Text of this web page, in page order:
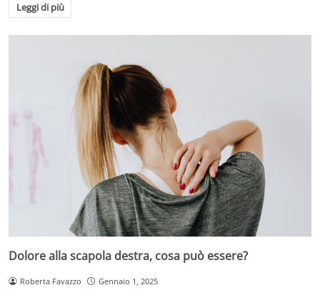
Leggi di più
Dolore alla scapola destra, cosa può essere?
Roberta Favazzo Gennaio 1, 2025